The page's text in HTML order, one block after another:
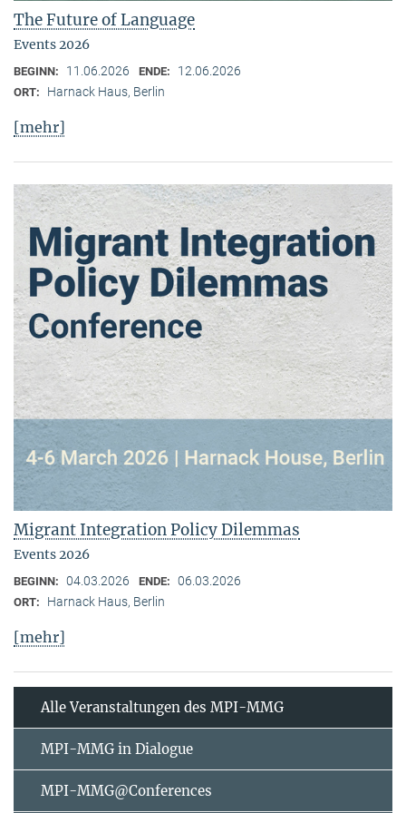
The Future of Language
Events 2026
BEGINN: 11.06.2026 ENDE: 12.06.2026
ORT: Harnack Haus, Berlin
[mehr]
Migrant Integration Policy Dilemmas
Events 2026
BEGINN: 04.03.2026 ENDE: 06.03.2026
ORT: Harnack Haus, Berlin
[mehr]
Alle Veranstaltungen des MPI-MMG
MPI-MMG in Dialogue
MPI-MMG@Conferences